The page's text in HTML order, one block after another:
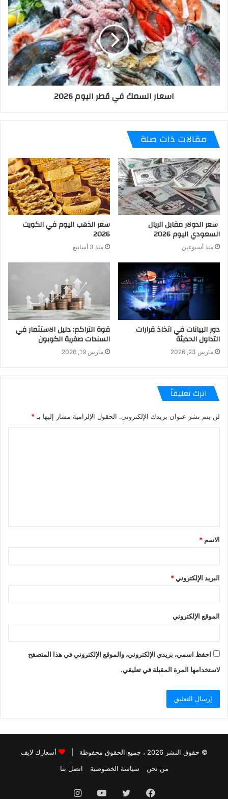
اسعار السمك في قطر اليوم 2026
مقالات ذات صلة
سعر الدولار مقابل الريال
السعودي اليوم 2026
منذ أسبوعين
سعر الذهب اليوم في الكويت
2026
منذ 3 أسابيع
دور البيانات في اتخاذ قرارات
التداول الحديثة
مارس 23, 2026
قوة التراكم: دليل الاستثمار في
السندات صفرية الكوبون
مارس 19, 2026
اترك تعليقاً
لن يتم نشر عنوان بريدك الإلكتروني. الحقول الإلزامية مشار إليها بـ *
الاسم *
البريد الإلكتروني*
الموقع الإلكتروني
احفظ اسمي، بريدي الإلكتروني، والموقع الإلكتروني في هذا المتصفح
لاستخدامها المرة المقبلة في تعليقي.
© حقوق النشر 2026 ، جميع الحقوق محفوظة |
أسعارك لايف
من نحن
سياسة الخصوصية اتصل بنا
فيسبوك تويتر يوتيوبانستقرام